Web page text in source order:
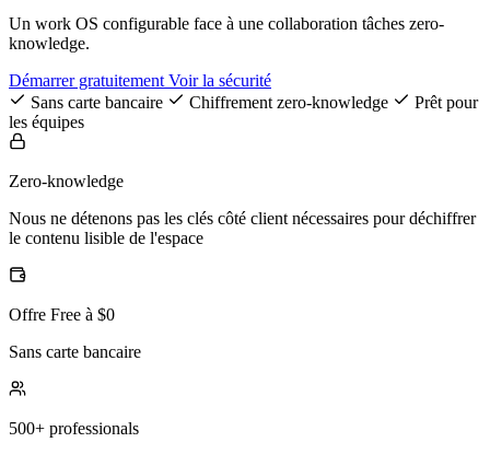
Un work OS configurable face à une collaboration tâches zero-
knowledge.
Démarrer gratuitement Voir la sécurité
Sans carte bancaire
Chiffrement zero-knowledge
Prêt pour
les équipes
Zero-knowledge
Nous ne détenons pas les clés côté client nécessaires pour déchiffrer
le contenu lisible de l'espace
Offre Free à $0
Sans carte bancaire
500+ professionals